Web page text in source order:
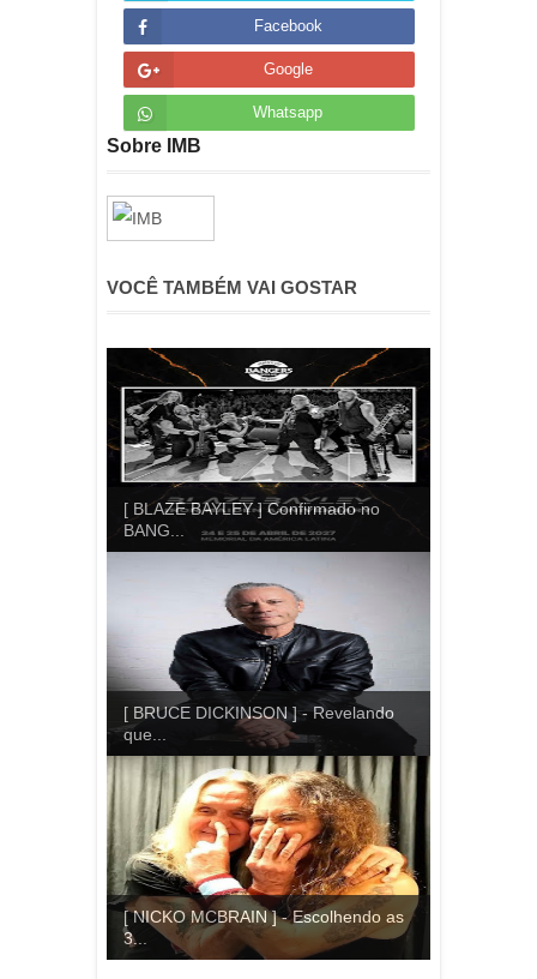
Facebook
Google
Whatsapp
Sobre IMB
VOCÊ TAMBÉM VAI GOSTAR
[ BLAZE BAYLEY ] Confirmado no
BANG...
[ BRUCE DICKINSON ] - Revelando
que...
[ NICKO MCBRAIN ] - Escolhendo as
3...